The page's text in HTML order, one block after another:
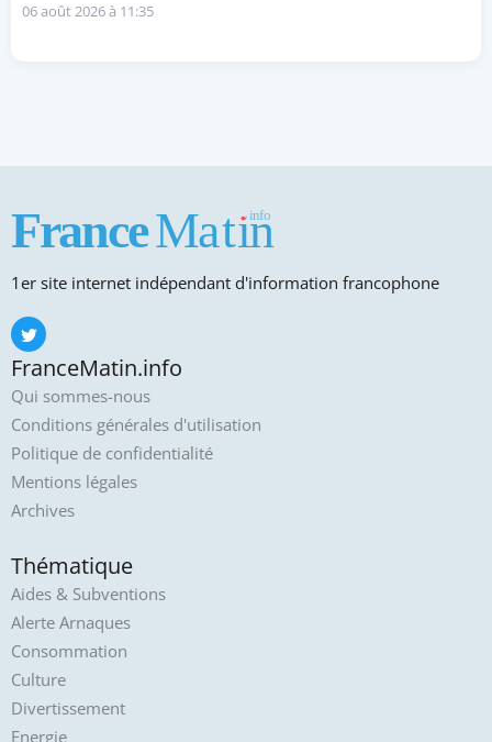
06 août 2026 à 11:35
1er site internet indépendant d'information francophone
FranceMatin.info
Qui sommes-nous
Conditions générales d'utilisation
Politique de confidentialité
Mentions légales
Archives
Thématique
Aides & Subventions
Alerte Arnaques
Consommation
Culture
Divertissement
Energie